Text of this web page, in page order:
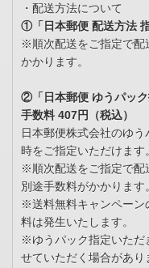
・配送方法について
①「日本郵便 配送方法
※順次配送をご指定で配
かかります。
②「日本郵便 ゆうパッ
手数料 407円（税込）
日本郵便株式会社のゆ
時をご指定いただけます。
※順次配送をご指定で配
別途手数料がかかります。
※送料無料キャンペーン
料は発生いたします。
※ゆうパック指定いただ
せていただく場合があり